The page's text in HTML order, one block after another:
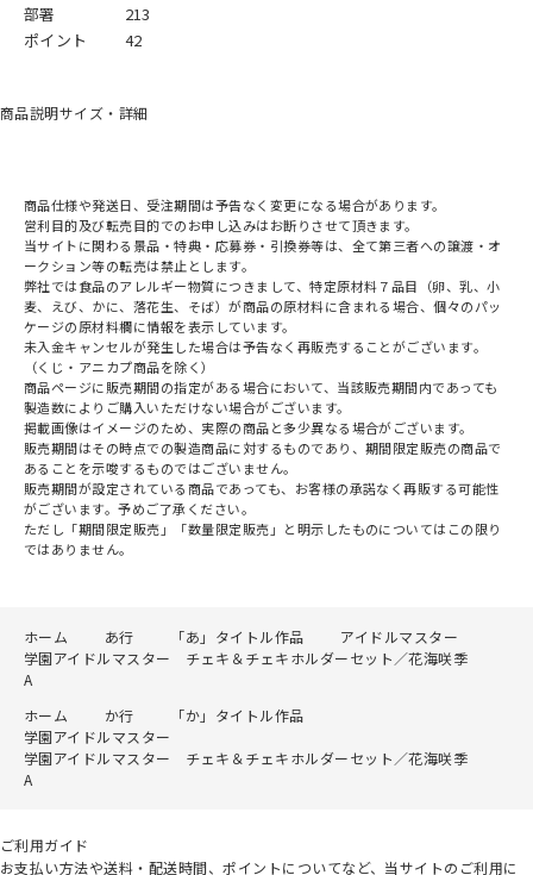
部署
213
ポイント
42
商品説明サイズ・詳細
商品仕様や発送日、受注期間は予告なく変更になる場合があります。
営利目的及び転売目的でのお申し込みはお断りさせて頂きます。
当サイトに関わる景品・特典・応募券・引換券等は、全て第三者への譲渡・オ
ークション等の転売は禁止とします。
弊社では食品のアレルギー物質につきまして、特定原材料７品目（卵、乳、小
麦、えび、かに、落花生、そば）が商品の原材料に含まれる場合、個々のパッ
ケージの原材料欄に情報を表示しています。
未入金キャンセルが発生した場合は予告なく再販売することがございます。
（くじ・アニカプ商品を除く）
商品ページに販売期間の指定がある場合において、当該販売期間内であっても
製造数によりご購入いただけない場合がございます。
掲載画像はイメージのため、実際の商品と多少異なる場合がございます。
販売期間はその時点での製造商品に対するものであり、期間限定販売の商品で
あることを示唆するものではございません。
販売期間が設定されている商品であっても、お客様の承諾なく再販する可能性
がございます。予めご了承ください。
ただし「期間限定販売」「数量限定販売」と明示したものについてはこの限り
ではありません。
ホーム あ行 「あ」タイトル作品
アイドルマスター
学園アイドルマスター チェキ＆チェキホルダーセット／花海咲季
A
ホーム
か行
「か」タイトル作品
学園アイドルマスター
学園アイドルマスター チェキ＆チェキホルダーセット／花海咲季
A
ご利用ガイド
お支払い方法や送料・配送時間、ポイントについてなど、当サイトのご利用に